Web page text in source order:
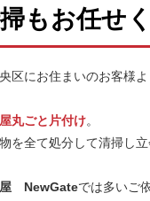
もお任せ
区にお住まいのお客様よ
丸ごと片付け。
を全て処分して清掃し
屋 NewGateでは多いご